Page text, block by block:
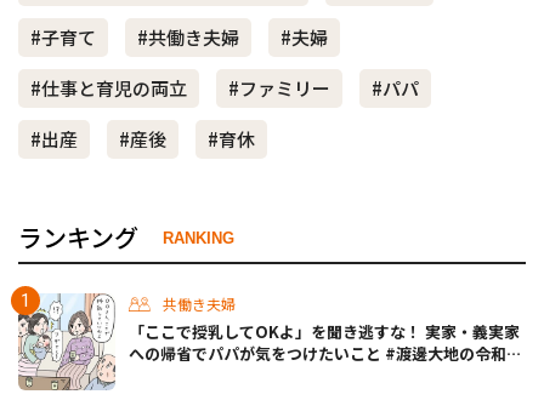
#子育て
#共働き夫婦
#夫婦
#仕事と育児の両立
#ファミリー
#パパ
#出産
#産後 #育休
ランキング RANKING
共働き夫婦
「ここで授乳してOKよ」を聞き逃すな！ 実家・義実家
への帰省でパパが気をつけたいこと #渡邊大地の令和的